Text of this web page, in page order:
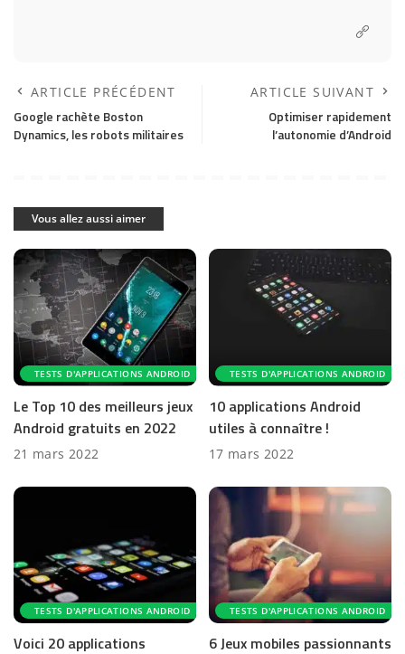
ARTICLE PRÉCÉDENT
Google rachète Boston
Dynamics, les robots militaires
ARTICLE SUIVANT
Optimiser rapidement
l’autonomie d’Android
Vous allez aussi aimer
TESTS D'APPLICATIONS ANDROID
Le Top 10 des meilleurs jeux
Android gratuits en 2022
21 mars 2022
TESTS D'APPLICATIONS ANDROID
10 applications Android
utiles à connaître !
17 mars 2022
TESTS D'APPLICATIONS ANDROID
Voici 20 applications
TESTS D'APPLICATIONS ANDROID
6 Jeux mobiles passionnants